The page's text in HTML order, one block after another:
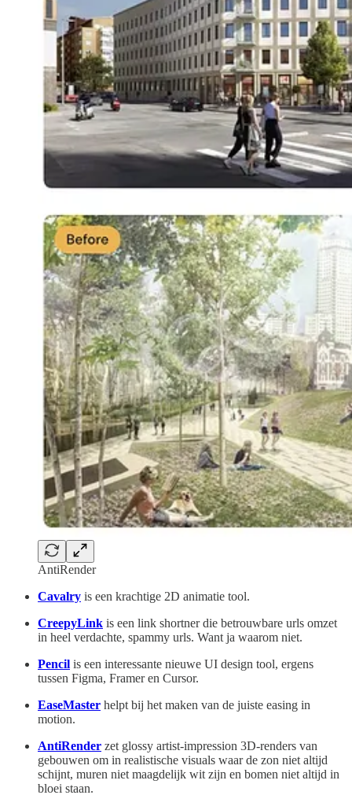
AntiRender
Cavalry is een krachtige 2D animatie tool.
CreepyLink is een link shortner die betrouwbare urls omzet
in heel verdachte, spammy urls. Want ja waarom niet.
Pencil is een interessante nieuwe UI design tool, ergens
tussen Figma, Framer en Cursor.
EaseMaster helpt bij het maken van de juiste easing in
motion.
AntiRender zet glossy artist-impression 3D-renders van
gebouwen om in realistische visuals waar de zon niet altijd
schijnt, muren niet maagdelijk wit zijn en bomen niet altijd in
bloei staan.